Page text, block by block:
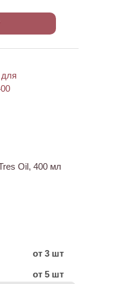
Oil, 400 мл
от 3 шт
от 5 шт